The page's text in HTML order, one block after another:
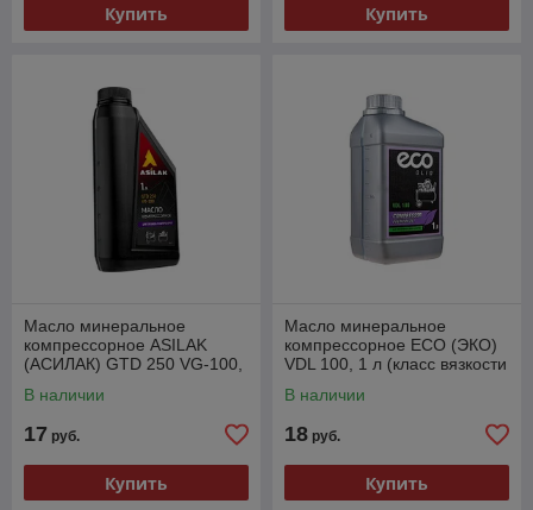
Купить Купить
Масло минеральное
компрессорное ASILAK
(АСИЛАК) GTD 250 VG-100,
В наличии
17 руб.
Купить
Масло минеральное
компрессорное ECO (ЭКО)
VDL 100, 1 л (класс вязкости
В наличии
18 руб.
Купить